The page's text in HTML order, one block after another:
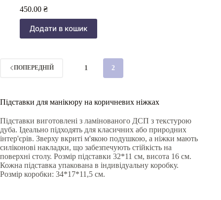
450.00 ₴
Додати в кошик
ПОПЕРЕДНІЙ 1 2
Підставки для манікюру на коричневих ніжках
Підставки виготовлені з ламінованого ДСП з текстурою
дуба. Ідеально підходять для класичних або природних
інтер'єрів. Зверху вкриті м'якою подушкою, а ніжки мають
силіконові накладки, що забезпечують стійкість на
поверхні столу. Розмір підставки 32*11 см, висота 16 см.
Кожна підставка упакована в індивідуальну коробку.
Розмір коробки: 34*17*11,5 см.